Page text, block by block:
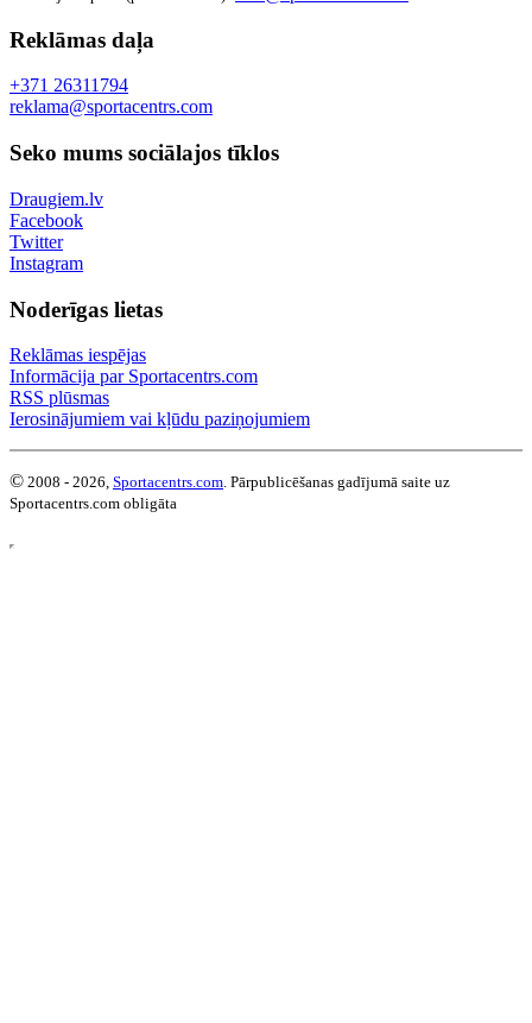
Reklāmas daļa
+371 26311794
reklama@sportacentrs.com
Seko mums sociālajos tīklos
Draugiem.lv
Facebook
Twitter
Instagram
Noderīgas lietas
Reklāmas iespējas
Informācija par Sportacentrs.com
RSS plūsmas
Ierosinājumiem vai kļūdu paziņojumiem
© 2008 - 2026, Sportacentrs.com. Pārpublicēšanas gadījumā saite uz
Sportacentrs.com obligāta